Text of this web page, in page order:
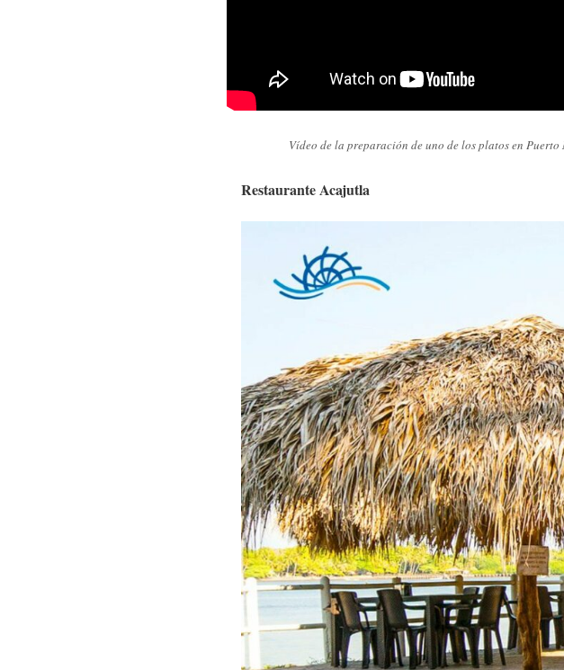
Vídeo de la preparación de uno de los platos en
Restaurante Acajutla